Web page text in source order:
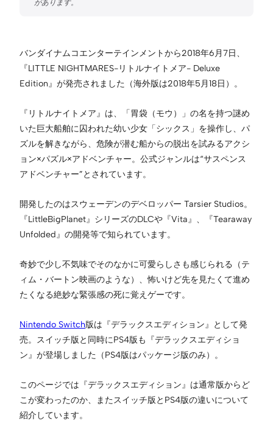
バンダイナムコエンターテインメントから2018年6月7日、
『LITTLE NIGHTMARES-リトルナイトメア- Deluxe
Edition』が発売されました（海外版は2018年5月18日）。
『リトルナイトメア』は、「胃袋（モウ）」の名を持つ謎め
いた巨大船舶に囚われた幼い少女「シックス」を操作し、パ
ズルを解きながら、危険が潜む船からの脱出を試みるアクシ
ョン×パズル×アドベンチャー。公式ジャンルは“サスペンス
アドベンチャー”とされています。
開発したのはスウェーデンのデベロッパー Tarsier Studios。
『LittleBigPlanet』シリーズのDLCや『Vita』、『Tearaway
Unfolded』の開発等で知られています。
奇妙で少し不気味でそのなかに可愛らしさも感じられる（テ
ィム・バートン映画のような）、怖いけど先を見たくて進め
たくなる絶妙な緊張感の死に覚えゲーです。
Nintendo Switch版は『デラックスエディション』として発
売。スイッチ版と同時にPS4版も『デラックスエディショ
ン』が登場しました（PS4版はパッケージ版のみ）。
このページでは『デラックスエディション』は通常版からど
こが変わったのか、またスイッチ版とPS4版の違いについて
紹介しています。